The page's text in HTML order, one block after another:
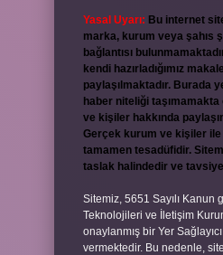
Yasal Uyarı: Bu internet
marka, kurum veya şahıs
bağlantısı
kendi hazırladığımız
paylaşılmaktadır. Burada
haber niteliği
ve kişiler hakkında
Gerçek kurum ve kişiler
tamamen tesadüfidir.
taslak halindedir ve
Sitemiz, 5651 Sayılı Kanun
Teknolojileri ve İletişim
onaylanmış bir Yer
vermektedir. Bu nedenle,